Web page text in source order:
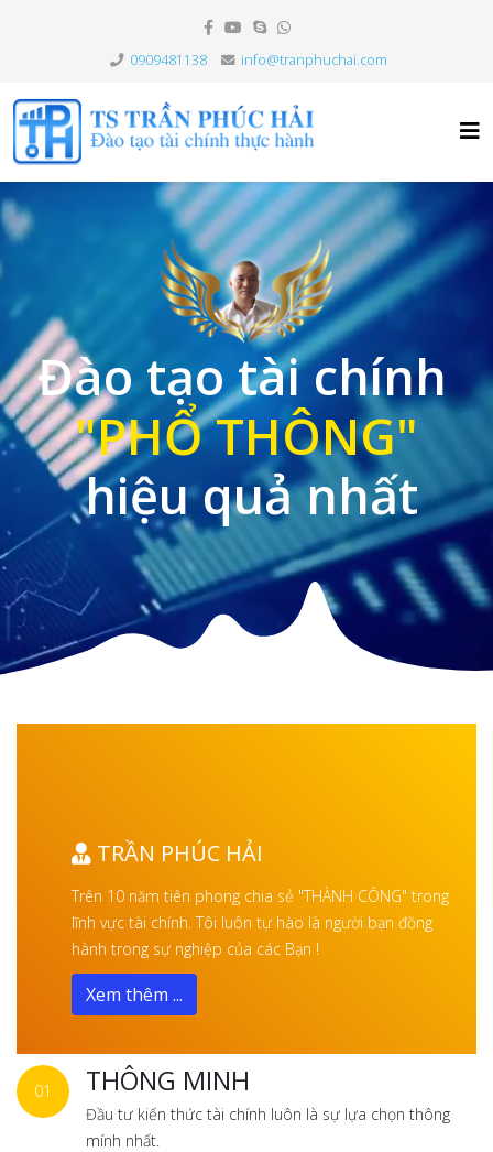
0909481138 info@tranphuchai.com
Đào tạo tài chính
"PHỔ THÔNG"
hiệu quả nhất
TRẦN PHÚC HẢI
Trên 10 năm tiên phong chia sẻ "THÀNH CÔNG" trong
lĩnh vực tài chính. Tôi luôn tự hào là người bạn đồng
hành trong sự nghiệp của các Bạn !
Xem thêm ...
01 THÔNG MINH
Đầu tư kiến thức tài chính luôn là sự lựa chọn thông
mính nhất.